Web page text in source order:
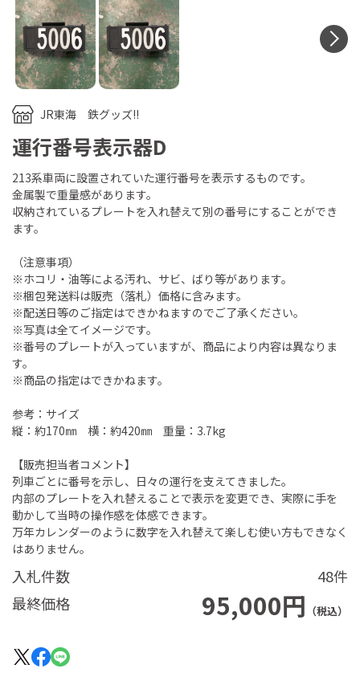
JR東海 鉄グッズ!!
運行番号表示器D
入札件数
48件
最終価格
95,000円 （税込）
213系車両に設置されていた運行番号を表示するものです。
金属製で重量感があります。
収納されているプレートを入れ替えて別の番号にすることができ
ます。
（注意事項）
※ホコリ・油等による汚れ、サビ、ばり等があります。
※梱包発送料は販売（落札）価格に含みます。
※配送日等のご指定はできかねますのでご了承ください。
※写真は全てイメージです。
※番号のプレートが入っていますが、商品により内容は異なりま
す。
※商品の指定はできかねます。
参考：サイズ
縦：約170㎜ 横：約420㎜ 重量：3.7kg
【販売担当者コメント】
列車ごとに番号を示し、日々の運行を支えてきました。
内部のプレートを入れ替えることで表示を変更でき、実際に手を
動かして当時の操作感を体感できます。
万年カレンダーのように数字を入れ替えて楽しむ使い方もできなく
はありません。